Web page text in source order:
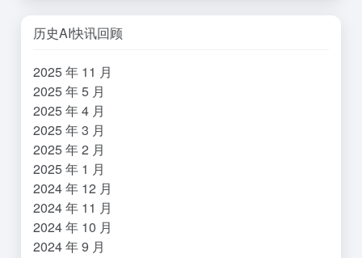
历史AI快讯回顾
2025 年 11 月
2025 年 5 月
2025 年 4 月
2025 年 3 月
2025 年 2 月
2025 年 1 月
2024 年 12 月
2024 年 11 月
2024 年 10 月
2024 年 9 月